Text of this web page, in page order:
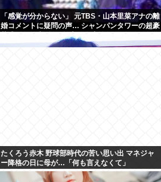
「感覚が分からない」 元TBS・山本里菜アナの離
婚コメントに疑問の声… シャンパンタワーの超豪
華式も結婚生活は4年半で終止符
たくろう赤木 野球部時代の苦い思い出 マネジャ
ー降格の日に母が…「何も言えなくて」